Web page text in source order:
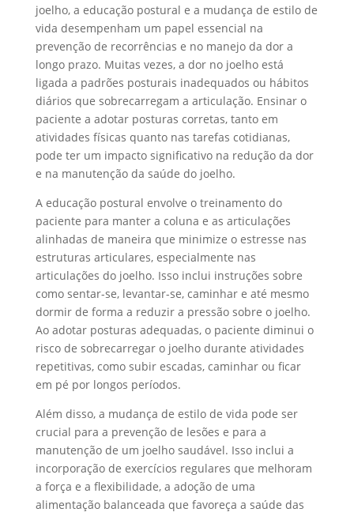
joelho, a educação postural e a mudança de estilo de
vida desempenham um papel essencial na
prevenção de recorrências e no manejo da dor a
longo prazo. Muitas vezes, a dor no joelho está
ligada a padrões posturais inadequados ou hábitos
diários que sobrecarregam a articulação. Ensinar o
paciente a adotar posturas corretas, tanto em
atividades físicas quanto nas tarefas cotidianas,
pode ter um impacto significativo na redução da dor
e na manutenção da saúde do joelho.
A educação postural envolve o treinamento do
paciente para manter a coluna e as articulações
alinhadas de maneira que minimize o estresse nas
estruturas articulares, especialmente nas
articulações do joelho. Isso inclui instruções sobre
como sentar-se, levantar-se, caminhar e até mesmo
dormir de forma a reduzir a pressão sobre o joelho.
Ao adotar posturas adequadas, o paciente diminui o
risco de sobrecarregar o joelho durante atividades
repetitivas, como subir escadas, caminhar ou ficar
em pé por longos períodos.
Além disso, a mudança de estilo de vida pode ser
crucial para a prevenção de lesões e para a
manutenção de um joelho saudável. Isso inclui a
incorporação de exercícios regulares que melhoram
a força e a flexibilidade, a adoção de uma
alimentação balanceada que favoreça a saúde das